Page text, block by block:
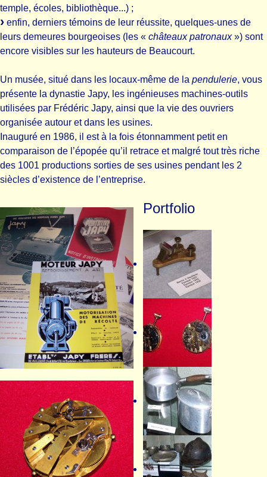
temple, écoles, bibliothèque...) ;
enfin, derniers témoins de leur réussite, quelques-unes de
leurs demeures bourgeoises (les « châteaux patronaux») sont
encore visibles sur les hauteurs de Beaucourt.
Un musée, situé dans les locaux-même de la pendulerie, vous
présente la dynastie Japy, les ingénieuses machines-outils
utilisées par Frédéric Japy, ainsi que la vie des ouvriers
organisée autour et dans les usines.
Inauguré en 1986, il est à la fois étonnamment petit en
comparaison de l’épopée qu’il retrace et malgré tout très riche
des 1001 productions sorties de ses usines pendant les 2
siècles d’existence de l’entreprise.
Portfolio